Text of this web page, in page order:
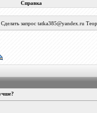
Справка
запрос tatka385@yandex.ru